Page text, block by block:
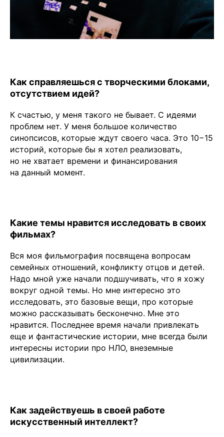
Как справляешься с творческими блоками,
отсутствием идей?
К счастью, у меня такого не бывает. С идеями
проблем нет. У меня большое количество
синопсисов, которые ждут своего часа. Это 10−15
историй, которые бы я хотел реализовать,
но не хватает времени и финансирования
на данный момент.
Какие темы нравится исследовать в своих
фильмах?
Вся моя фильмография посвящена вопросам
семейных отношений, конфликту отцов и детей.
Надо мной уже начали подшучивать, что я хожу
вокруг одной темы. Но мне интересно это
исследовать, это базовые вещи, про которые
можно рассказывать бесконечно. Мне это
нравится. Последнее время начали привлекать
еще и фантастические истории, мне всегда были
интересны истории про НЛО, внеземные
цивилизации.
Как задействуешь в своей работе
искусственный интеллект?